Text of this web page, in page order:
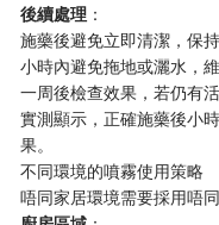
​後續處理​ ​：
施藥後避免立即清潔，保
小時內避免拖地或灑水，
一周後檢查效果，若仍有
實測顯示，正確施藥後小
果。
不同環境的噴霧使用策略
唔同家居環境需要採用唔